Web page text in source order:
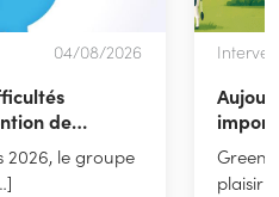
04/08/2026
de
FAQ
2026, le groupe
fait […]
local
plaisir